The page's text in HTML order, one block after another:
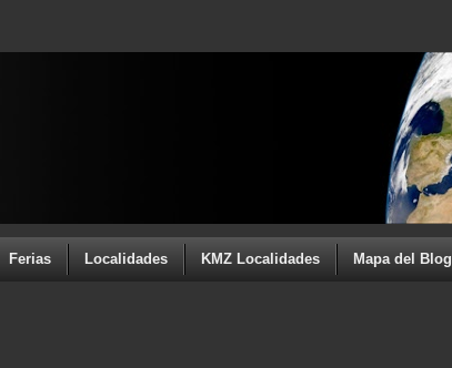
Ferias Localidades KMZ Localidades Mapa del Blog